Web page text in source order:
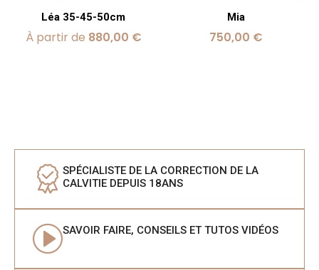
Léa 35-45-50cm
À partir de 880,00 €
Mia
750,00 €
SPÉCIALISTE DE LA CORRECTION DE LA
CALVITIE DEPUIS 18ANS
SAVOIR FAIRE, CONSEILS ET TUTOS VIDÉOS